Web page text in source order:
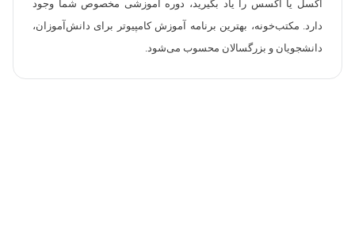
اکسل یا اکسس را یاد بگیرید، دوره آموزشی مخصوص شما وجود
دارد. مکتب‌خونه، بهترین برنامه آموزش کامپیوتر برای دانش‌آموزان،
دانشجویان و بزرگسالان محسوب می‌شود.